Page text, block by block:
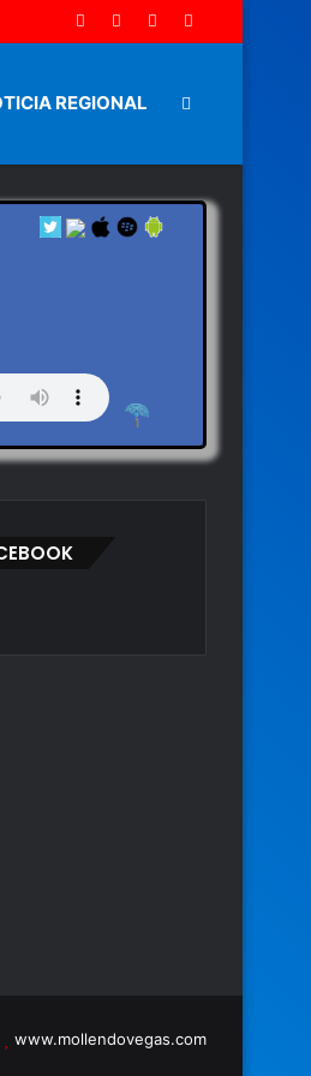
REGIONAL Artículo
www.mollendovegas.com